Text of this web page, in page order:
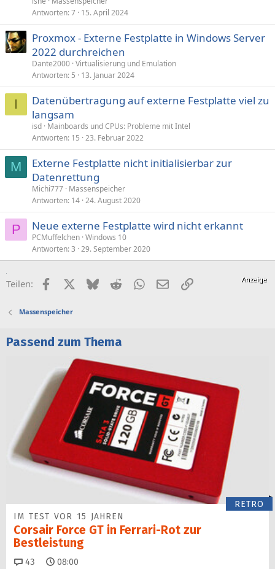
Antworten 7 15. April 2024
Proxmox - Externe Festplatte in Windows Server
2022 durchreichen
Dante2000 Virtualisierung und Emulation
Antworten 5 13. Januar 2024
I
Datenübertragung auf externe Festplatte viel zu
langsam
isd Mainboards und CPUs: Probleme mit Intel
Antworten 15 23. Februar 2022
M
Externe Festplatte nicht initialisierbar zur
Datenrettung
Michi777 Massenspeicher
Antworten 14 24. August 2020
P Neue externe Festplatte wird nicht erkannt
PCMuffelchen Windows 10
Antworten 3 29. September 2020
Teilen: FacebookX (Twitter)
BlueskyRedditWhatsApp
E-MailLink
Massenspeicher
Passend zum Thema
RETRO
IM TEST VOR 15 JAHREN
Corsair Force GT in Ferrari-Rot zur
Bestleistung
43 Kommentare
08:00